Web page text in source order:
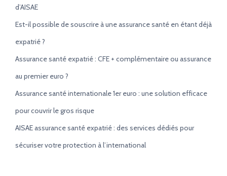
d’AISAE
Est-il possible de souscrire à une assurance santé en étant déjà
expatrié ?
Assurance santé expatrié : CFE + complémentaire ou assurance
au premier euro ?
Assurance santé internationale 1er euro : une solution efficace
pour couvrir le gros risque
AISAE assurance santé expatrié : des services dédiés pour
sécuriser votre protection à l’international